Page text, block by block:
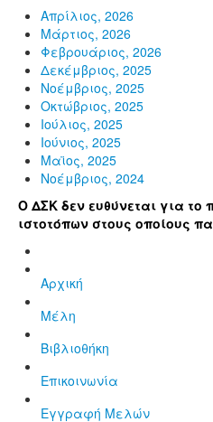
Απρίλιος, 2026
Μάρτιος, 2026
Φεβρουάριος, 2026
Δεκέμβριος, 2025
Νοέμβριος, 2025
Οκτώβριος, 2025
Ιούλιος, 2025
Ιούνιος, 2025
Μαϊος, 2025
Νοέμβριος, 2024
Ο ΔΣΚ δεν ευθύνεται για
ιστοτόπων στους οποίους
Αρχική
Μέλη
Βιβλιοθήκη
Επικοινωνία
Εγγραφή Μελών